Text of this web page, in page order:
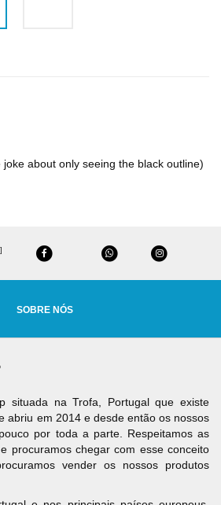
about only seeing the black outline)
SOBRE NÓS
situada na Trofa, Portugal que existe
abriu em 2014 e desde então os nossos
por toda a parte. Respeitamos as
procuramos chegar com esse conceito
vender os nossos produtos